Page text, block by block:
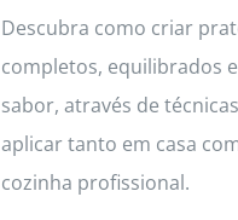
Descubra como criar
completos, equilibrados
sabor, através de
aplicar tanto em casa
cozinha profissional.